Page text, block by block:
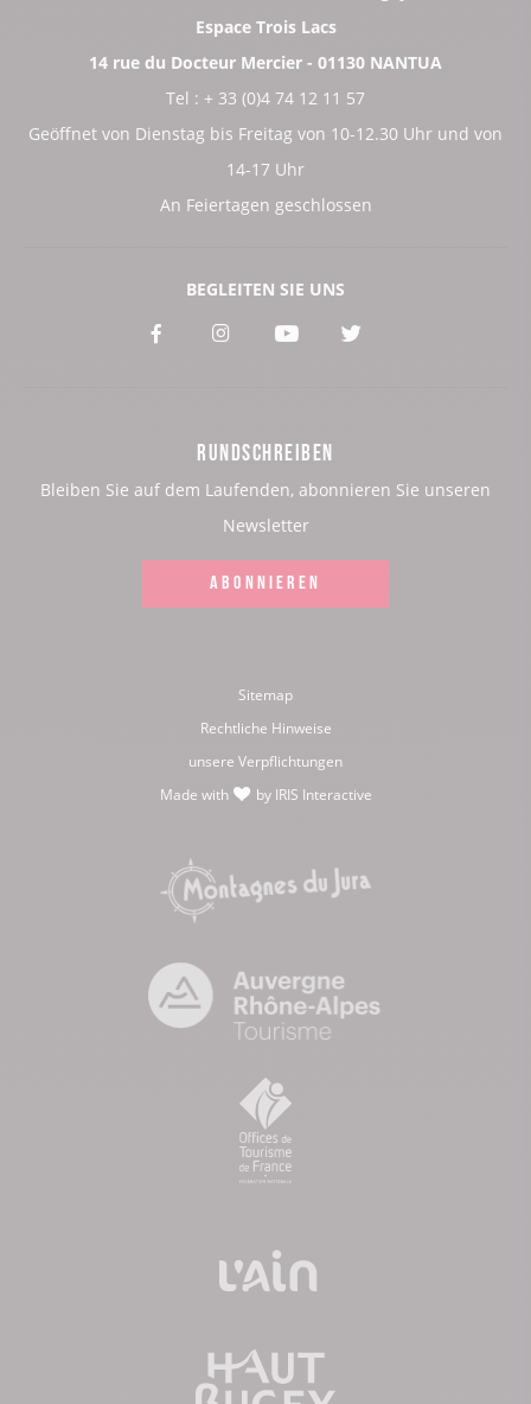
Espace Trois Lacs
14 rue du Docteur Mercier - 01130 NANTUA
Tel : + 33 (0)4 74 12 11 57
Geöffnet von Dienstag bis Freitag von 10-12.30 Uhr und von
14-17 Uhr
An Feiertagen geschlossen
BEGLEITEN SIE UNS
Voir
Facebook
Voir
Instagram
Voir
Youtube
Voir
RUNDSCHREIBEN
Bleiben Sie auf dem Laufenden, abonnieren Sie unseren
Newsletter
ABONNIEREN
Sitemap
Rechtliche Hinweise
unsere Verpflichtungen
Made with
by IRIS Interactive